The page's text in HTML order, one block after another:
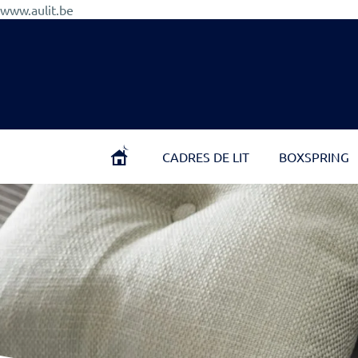
www.aulit.be
CADRES DE LIT BOXSPRING